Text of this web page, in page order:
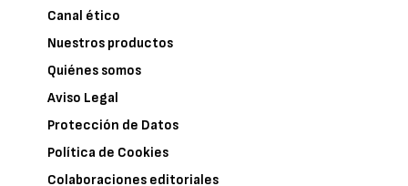
Canal ético
Nuestros productos
Quiénes somos
Aviso Legal
Protección de Datos
Política de Cookies
Colaboraciones editoriales